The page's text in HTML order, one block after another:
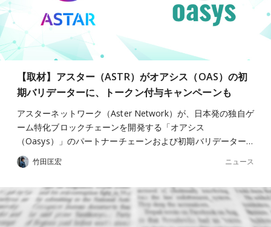
【取材】アスター（ASTR）がオアシス（OAS）の初
期バリデーターに、トークン付与キャンペーンも
アスターネットワーク（Aster Network）が、日本発の独自ゲ
ーム特化ブロックチェーンを開発する「オアシス
（Oasys）」のパートナーチェーンおよび初期バリデーター…
竹田匡宏 ニュース